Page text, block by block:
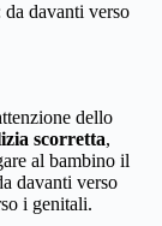
davanti verso
dello
scorretta,
al bambino il
davanti verso
i genitali.